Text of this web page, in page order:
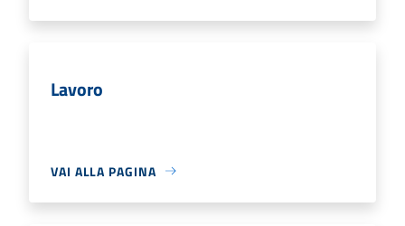
Lavoro
VAI ALLA PAGINA